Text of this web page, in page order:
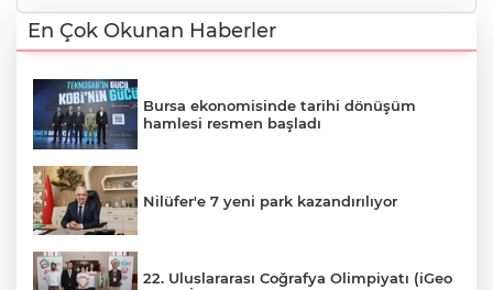
En Çok Okunan Haberler
Bursa ekonomisinde tarihi dönüşüm
hamlesi resmen başladı
Nilüfer'e 7 yeni park kazandırılıyor
22. Uluslararası Coğrafya Olimpiyatı (iGeo